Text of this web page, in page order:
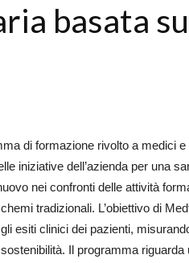
basata
di formazione rivolto a medici
iniziative dell’azienda per una
nei confronti delle attività
tradizionali. L’obiettivo di
esiti clinici dei pazienti,
Il programma